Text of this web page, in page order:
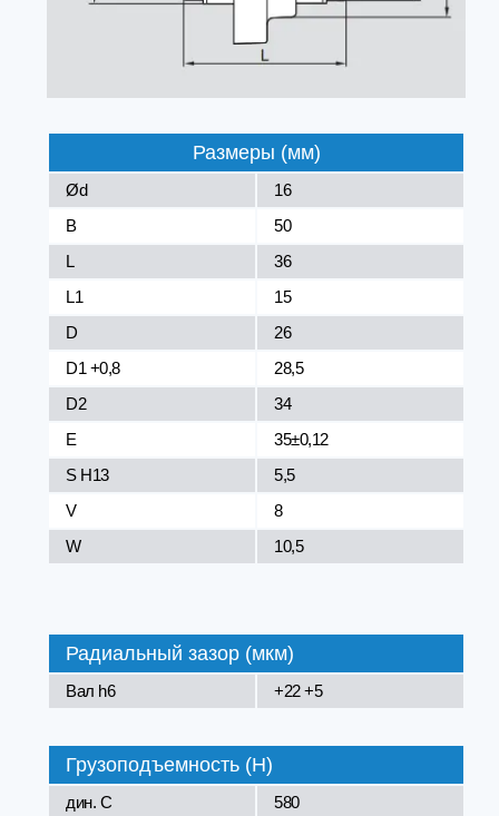
Размеры (мм)
Ød
16
B
50
L
36
L1
15
D
26
D1 +0,8
28,5
D2
34
E
35±0,12
S H13
5,5
V
8
W
10,5
Радиальный зазор (мкм)
Вал h6 +22 +5
Грузоподъемность (Н)
дин. C
580